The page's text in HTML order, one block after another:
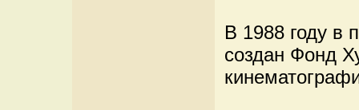
В 1988 году в
создан Фонд